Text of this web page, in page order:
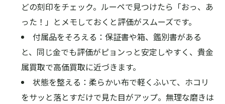
どの刻印をチェック。ルーペで見つけたら「おっ、あ
った！」とメモしておくと評価がスムーズです。
付属品をそろえる：保証書や箱、鑑別書がある
と、同じ金でも評価がピョンっと安定しやすく、貴金
属買取で高価買取に近づきます。
状態を整える：柔らかい布で軽くふいて、ホコリ
をサッと落とすだけで見た目がアップ。無理な磨きは